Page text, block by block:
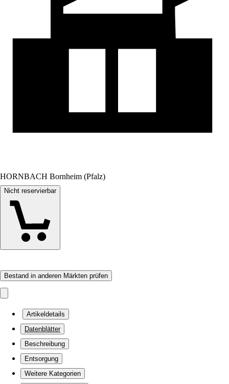
HORNBACH Bornheim (Pfalz)
Nicht reservierbar
Bestand in anderen Märkten prüfen
Artikeldetails
Datenblätter
Beschreibung
Entsorgung
Weitere Kategorien